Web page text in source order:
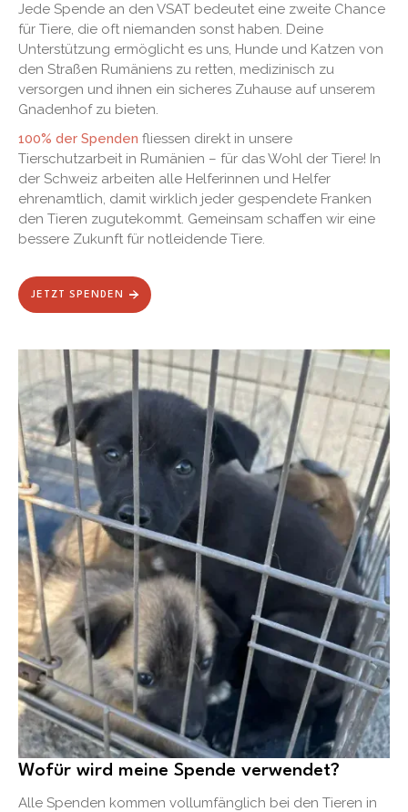
Jede Spende an den VSAT bedeutet eine zweite Chance
für Tiere, die oft niemanden sonst haben. Deine
Unterstützung ermöglicht es uns, Hunde und Katzen von
den Straßen Rumäniens zu retten, medizinisch zu
versorgen und ihnen ein sicheres Zuhause auf unserem
Gnadenhof zu bieten.
100% der Spenden fliessen direkt in unsere
Tierschutzarbeit in Rumänien – für das Wohl der Tiere! In
der Schweiz arbeiten alle Helferinnen und Helfer
ehrenamtlich, damit wirklich jeder gespendete Franken
den Tieren zugutekommt. Gemeinsam schaffen wir eine
bessere Zukunft für notleidende Tiere.
JETZT SPENDEN
Wofür wird meine Spende verwendet?
Alle Spenden kommen vollumfänglich bei den Tieren in